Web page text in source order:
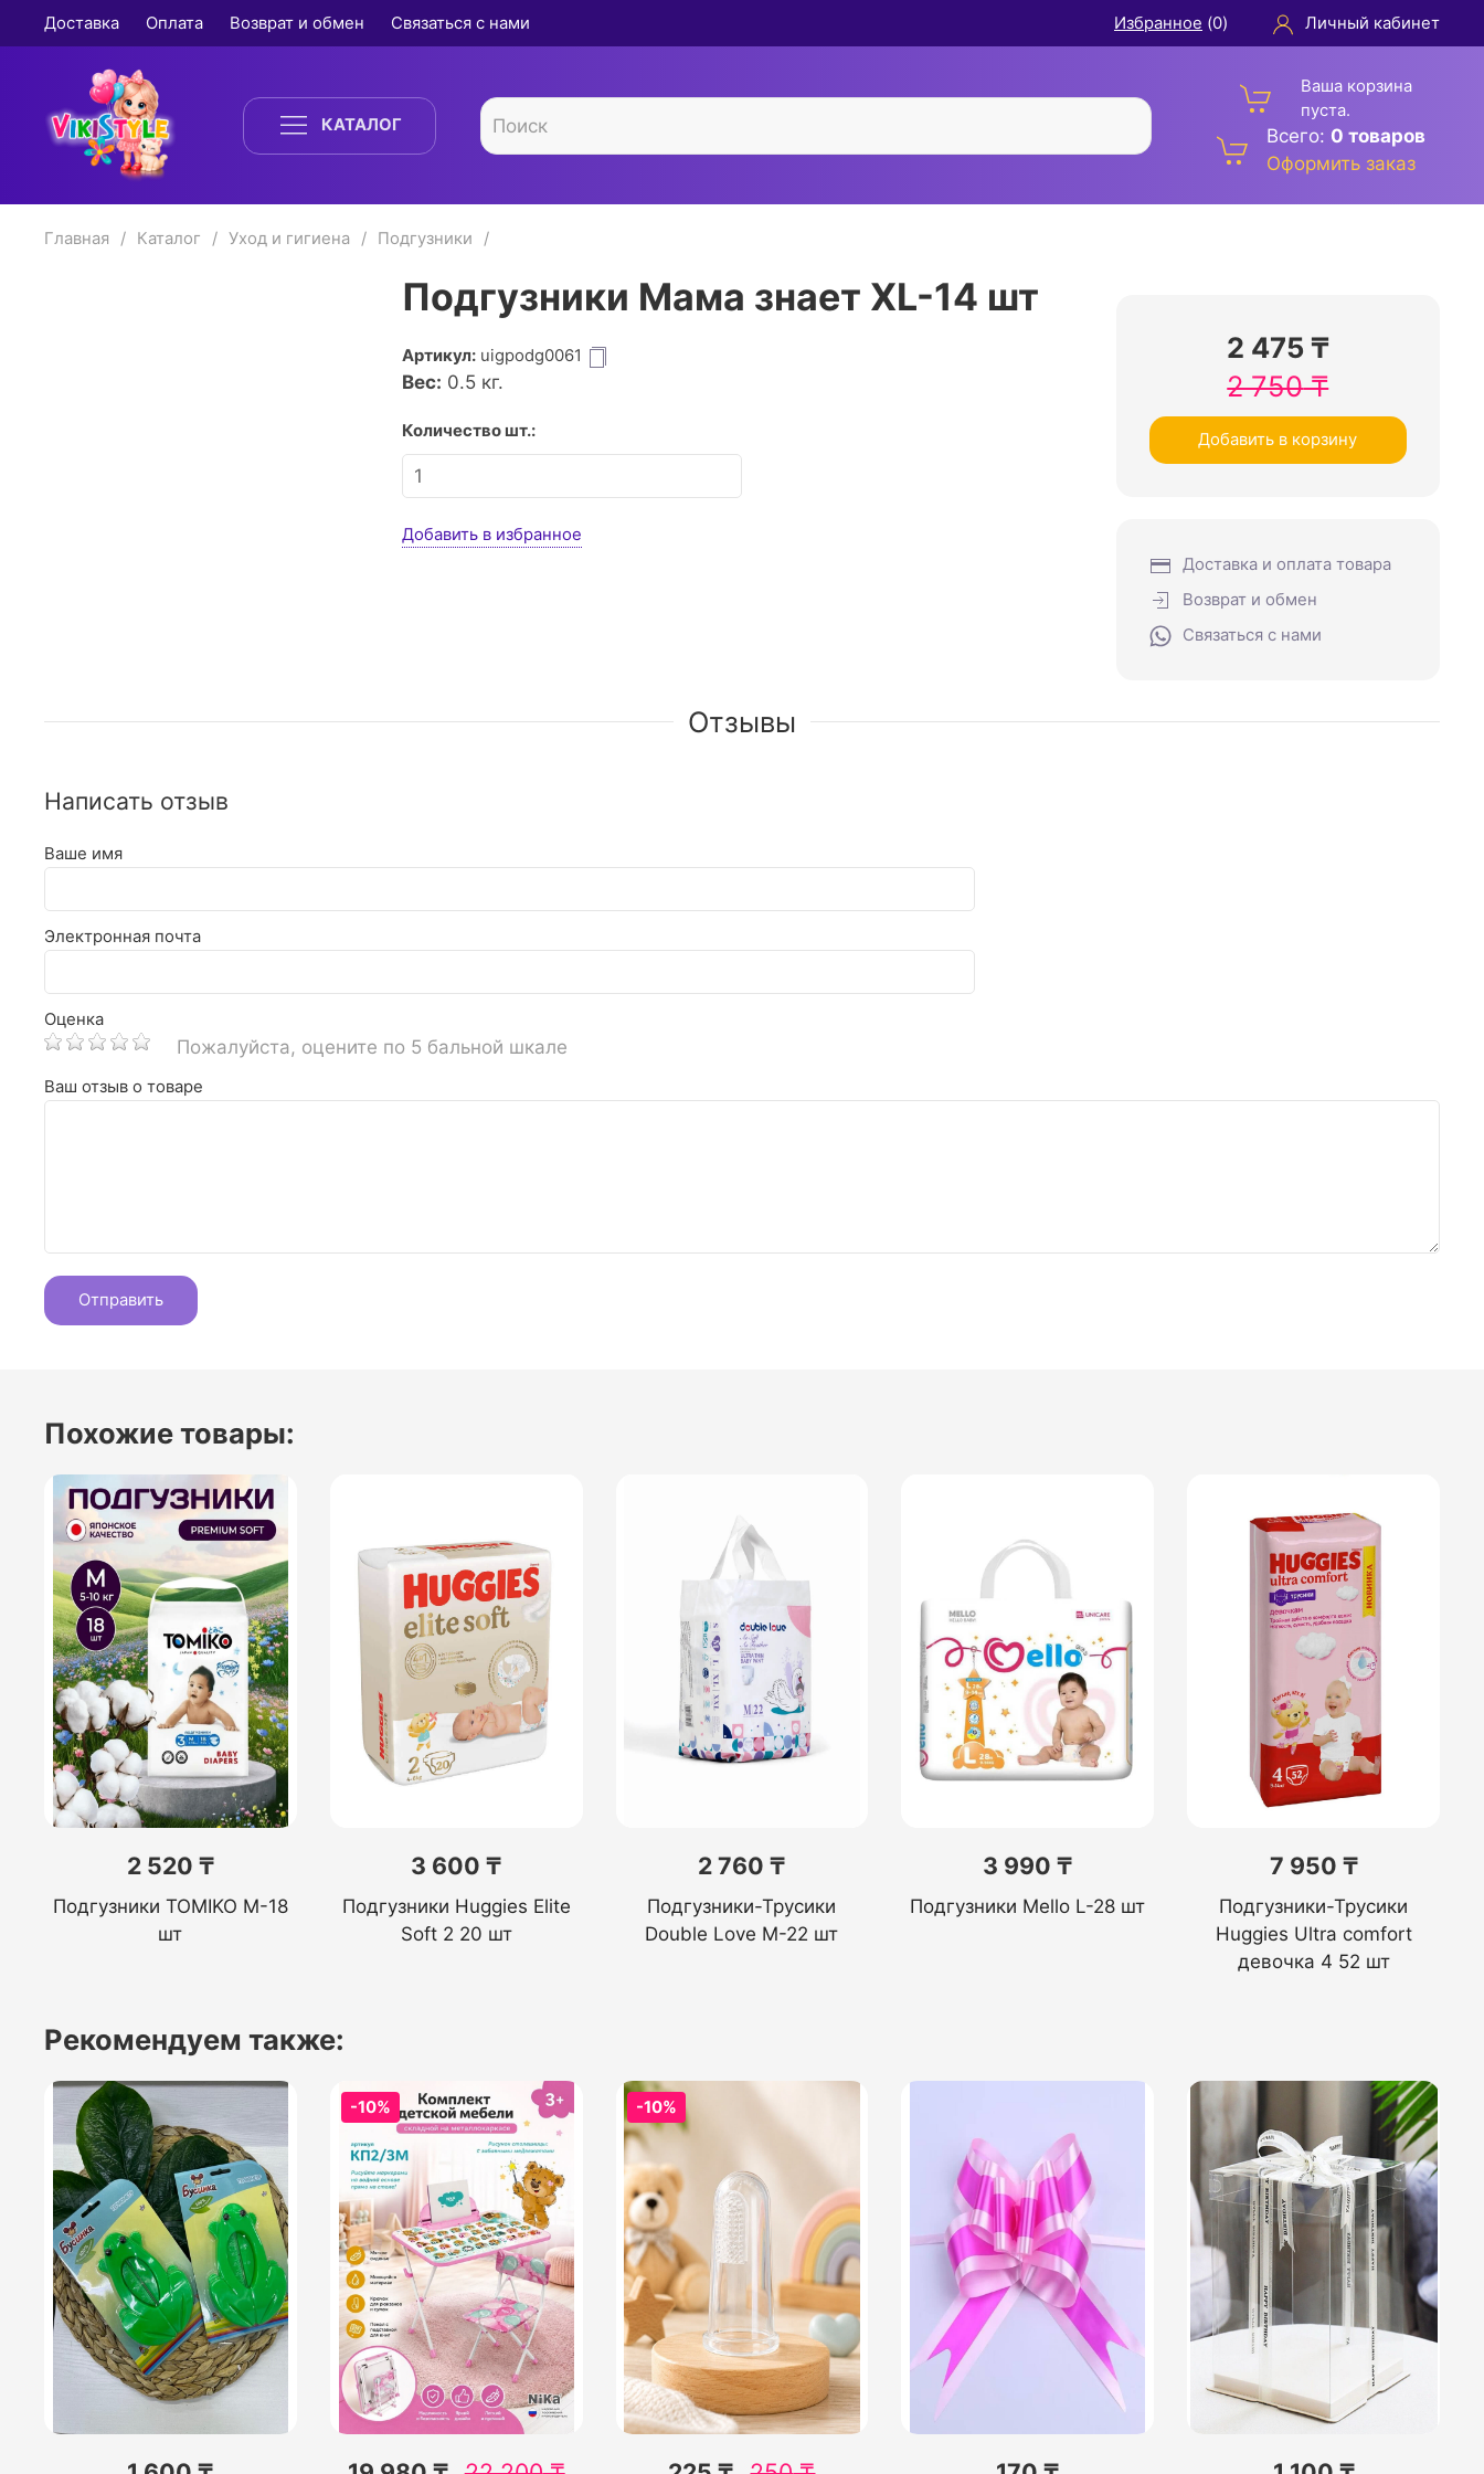
Доставка Оплата Возврат и обмен Связаться с нами Избранное (0) Личный кабинет
КАТАЛОГ
Ваша корзина
пуста.
Всего: 0 товаров
Оформить заказ
Главная Каталог Уход и гигиена Подгузники
Подгузники Мама знает XL-14 шт
Артикул: uigpodg0061
Вес: 0.5кг.
Количество шт.:
Добавить в избранное
2 475₸
2 750₸
Добавить в корзину
Доставка и оплата товара
Возврат и обмен
Связаться с нами
Отзывы
Написать отзыв
Ваше имя
Электронная почта
Оценка
Пожалуйста, оцените по 5 бальной шкале
Ваш отзыв о товаре
Похожие товары:
2 520 ₸
Подгузники TOMIKO M-18
шт
3 600 ₸
Подгузники Huggies Elite
Soft 2 20 шт
2 760 ₸
Подгузники-Трусики
Double Love M-22 шт
3 990 ₸
Подгузники Mello L-28 шт
7 950 ₸
Подгузники-Трусики
Huggies Ultra comfort
девочка 4 52 шт
Рекомендуем также:
-10% -10%